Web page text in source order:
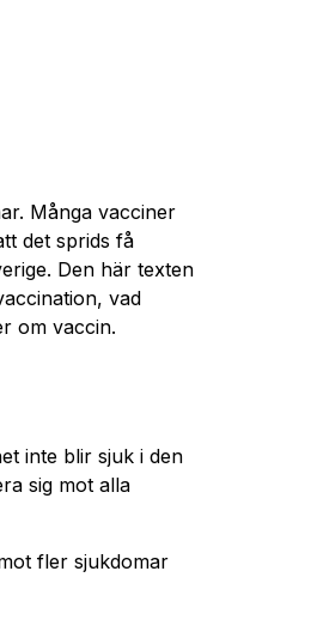
Många vacciner
det sprids få
Den här texten
vad
om vaccin.
inte blir sjuk i den
sig mot alla
fler sjukdomar